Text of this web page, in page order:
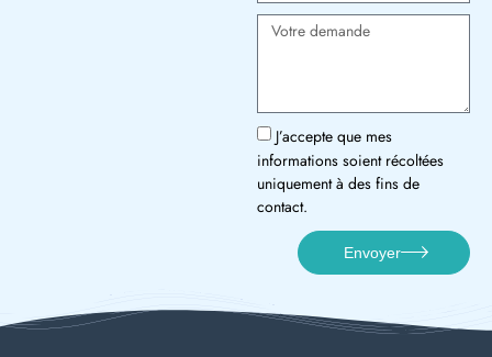
J’accepte que mes
informations soient récoltées
uniquement à des fins de
contact.
Envoyer